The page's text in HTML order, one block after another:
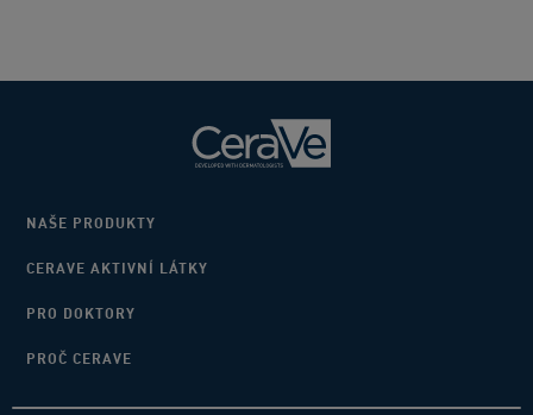
NAŠE PRODUKTY
CERAVE AKTIVNÍ LÁTKY
PRO DOKTORY
PROČ CERAVE